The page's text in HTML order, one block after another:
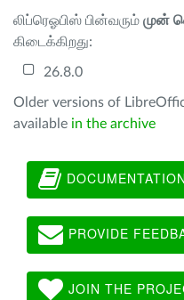
லிப்ரெஓபிஸ் பின்வரும் முன்
கிடைக்கிறது:
26.8.0
Older versions of
available in the archive
DOCUMENTATION
PROVIDE
JOIN THE